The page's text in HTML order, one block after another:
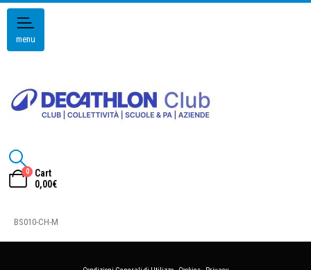
menu
0
Cart
0,00€
BS010-CH-M